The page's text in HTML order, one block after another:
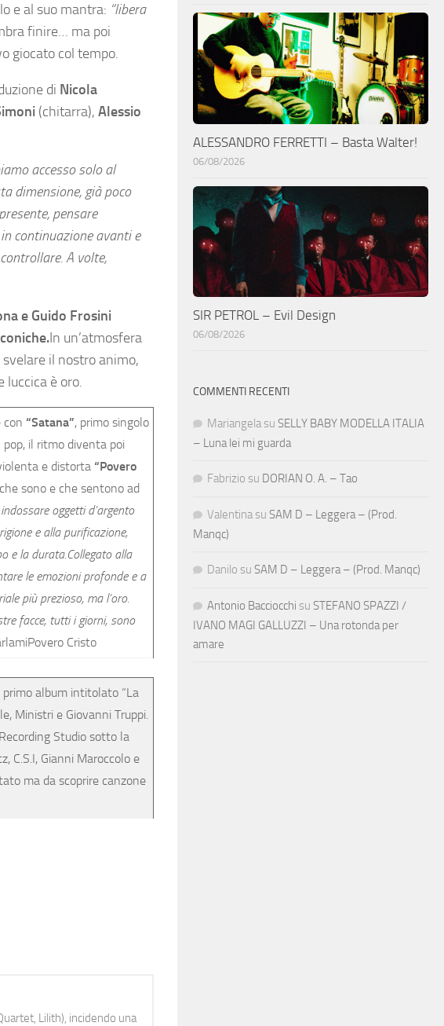
e al suo mantra: “libera
finire… ma poi
giocato col tempo.
di Nicola
(chitarra), Alessio
accesso solo al
dimensione, già poco
pensare
continuazione avanti e
A volte,
e Guido Frosini
In un’atmosfera
il nostro animo,
luccica è oro.
con “Satana”, primo singolo
il ritmo diventa poi
e distorta “Povero
sono e che sentono ad
oggetti d’argento
e alla purificazione,
e la durata.Collegato alla
le emozioni profonde e a
più prezioso, ma l’oro.
facce, tutti i giorni, sono
Cristo
album intitolato “La
Ministri e Giovanni Truppi.
Studio sotto la
C.S.I, Gianni Maroccolo e
ma da scoprire canzone
Lilith), incidendo una
ALESSANDRO FERRETTI – Basta Walter!
06/08/2026
SIR PETROL – Evil Design
06/08/2026
COMMENTI RECENTI
Mariangela su SELLY BABY MODELLA ITALIA
– Luna lei mi guarda
Fabrizio su DORIAN O. A. – Tao
Valentina su SAM D – Leggera – (Prod.
Manqc)
Danilo su SAM D – Leggera – (Prod. Manqc)
Antonio Bacciocchi su STEFANO SPAZZI /
IVANO MAGI GALLUZZI – Una rotonda per
amare